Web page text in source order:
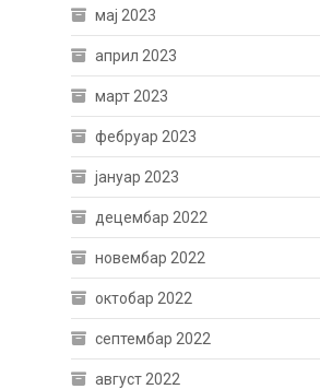
мај 2023
април 2023
март 2023
фебруар 2023
јануар 2023
децембар 2022
новембар 2022
октобар 2022
септембар 2022
август 2022